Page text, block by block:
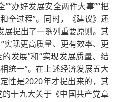
办好发展安全两件大事”“把
全过程”。同时，《建议》还
展提出了一系列重要原则。其
实现更高质量、更有效率、更
发展”和“实现发展质量、结
统一”。在上述经济发展五大
性是2020年才提出来的，其
十九大关于《中国共产党章